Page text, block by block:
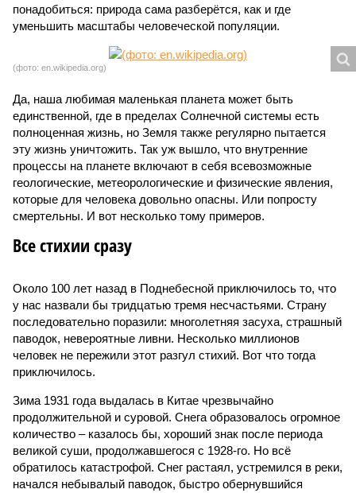
понадобиться: природа сама разберётся, как и где
уменьшить масштабы человеческой популяции.
(фото: en.wikipedia.org)
Да, наша любимая маленькая планета может быть
единственной, где в пределах Солнечной системы есть
полноценная жизнь, но Земля также регулярно пытается
эту жизнь уничтожить. Так уж вышло, что внутренние
процессы на планете включают в себя всевозможные
геологические, метеорологические и физические явления,
которые для человека довольно опасны. Или попросту
смертельны. И вот несколько тому примеров.
Все стихии сразу
Около 100 лет назад в Поднебесной приключилось то, что
у нас назвали бы тридцатью тремя несчастьями. Страну
последовательно поразили: многолетняя засуха, страшный
паводок, невероятные ливни. Несколько миллионов
человек не пережили этот разгул стихий. Вот что тогда
приключилось.
Зима 1931 года выдалась в Китае чрезвычайно
продолжительной и суровой. Снега образовалось огромное
количество – казалось бы, хороший знак после периода
великой суши, продолжавшегося с 1928-го. Но всё
обратилось катастрофой. Снег растаял, устремился в реки,
начался небывалый паводок, быстро обернувшийся